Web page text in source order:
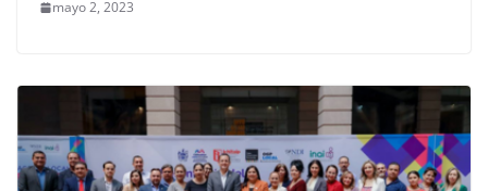
mayo 2, 2023